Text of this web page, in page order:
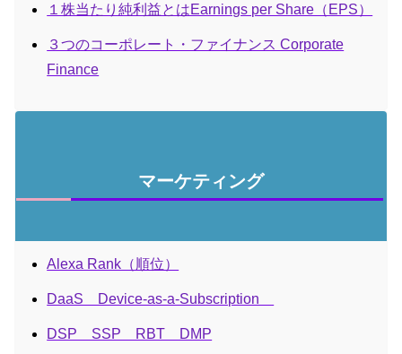
１株当たり純利益とはEarnings per Share（EPS）
３つのコーポレート・ファイナンス Corporate
Finance
マーケティング
Alexa Rank（順位）
DaaS Device-as-a-Subscription
DSP SSP RBT DMP